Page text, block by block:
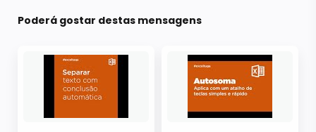
Poderá gostar destas mensagens